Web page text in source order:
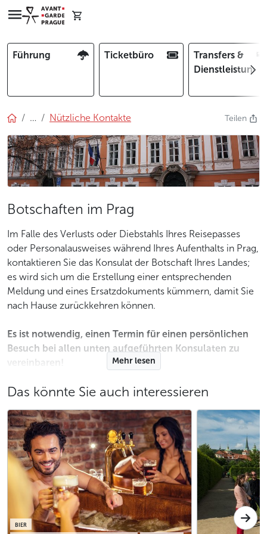
Führung Ticketbüro
Transfers &
… Nützliche Kontakte Teilen
Botschaften im Prag
Im Falle des Verlusts oder Diebstahls Ihres Reisepasses
oder Personalausweises während Ihres Aufenthalts in Prag,
kontaktieren Sie das Konsulat der Botschaft Ihres Landes;
es wird sich um die Erstellung einer entsprechenden
Meldung und eines Ersatzdokuments kümmern, damit Sie
nach Hause zurückkehren können.
Es ist notwendig, einen Termin für einen persönlichen
Besuch bei allen unten aufgeführten Konsulaten zu
vereinbaren!
Botschaft der Bundesrepublik
Deutschland Prag
Adresse: Vlašská Straße 19, Prag 1 –Malá Strana
Öffnungszeiten des Konsulats: Montag, Dienstag, Freitag:
08:30 – 12:00, Mittwoch: 08:30 – 12:00 und 13:30 –
16:00
Kontakt der Konsularabteilung: +420 257 113 111
Mehr lesen
Das könnte Sie auch interessieren
BIER